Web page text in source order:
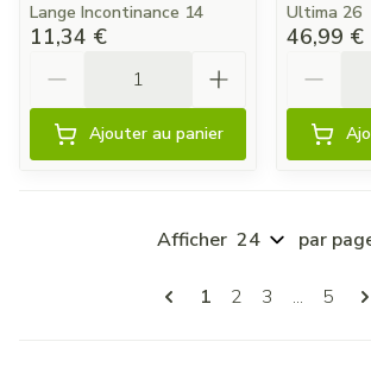
Lange Incontinance 14
11,34 €
Ajouter au panier
Ultima 26
46,99 €
Pages
Vous lisez
1 Page
2 Page
3 ... Page
5
Afficher par